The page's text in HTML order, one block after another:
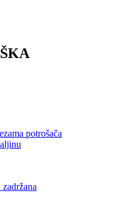
potrošača